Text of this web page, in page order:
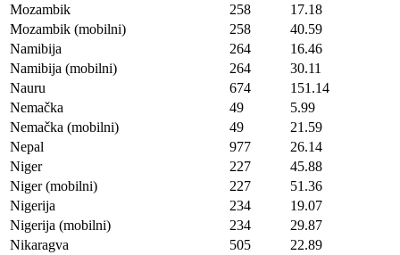
Mozambik
258
17.18
Mozambik (mobilni)
258
40.59
Namibija
264
16.46
Namibija (mobilni)
264
30.11
Nauru
674
151.14
Nemačka
49
5.99
Nemačka (mobilni)
49
21.59
Nepal
977
26.14
Niger
227
45.88
Niger (mobilni)
227
51.36
Nigerija
234
19.07
Nigerija (mobilni)
234
29.87
Nikaragva
505
22.89